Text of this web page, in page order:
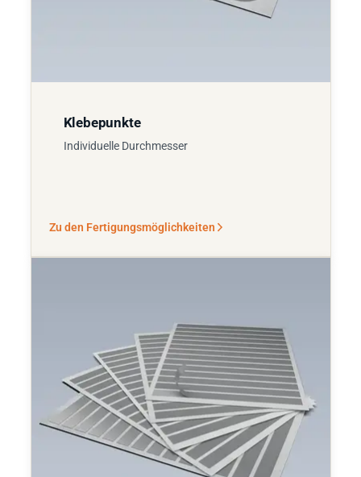
Klebepunkte
Individuelle Durchmesser
Zu den Fertigungsmöglichkeiten